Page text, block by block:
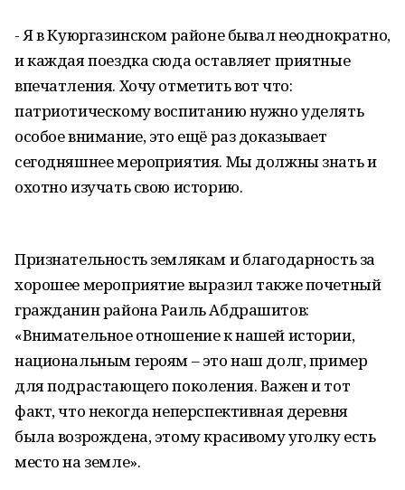
- Я в Куюргазинском районе бывал неоднократно,
и каждая поездка сюда оставляет приятные
впечатления. Хочу отметить вот что:
патриотическому воспитанию нужно уделять
особое внимание, это ещё раз доказывает
сегодняшнее мероприятия. Мы должны знать и
охотно изучать свою историю.
Признательность землякам и благодарность за
хорошее мероприятие выразил также почетный
гражданин района Раиль Абдрашитов:
«Внимательное отношение к нашей истории,
национальным героям – это наш долг, пример
для подрастающего поколения. Важен и тот
факт, что некогда неперспективная деревня
была возрождена, этому красивому уголку есть
место на земле».